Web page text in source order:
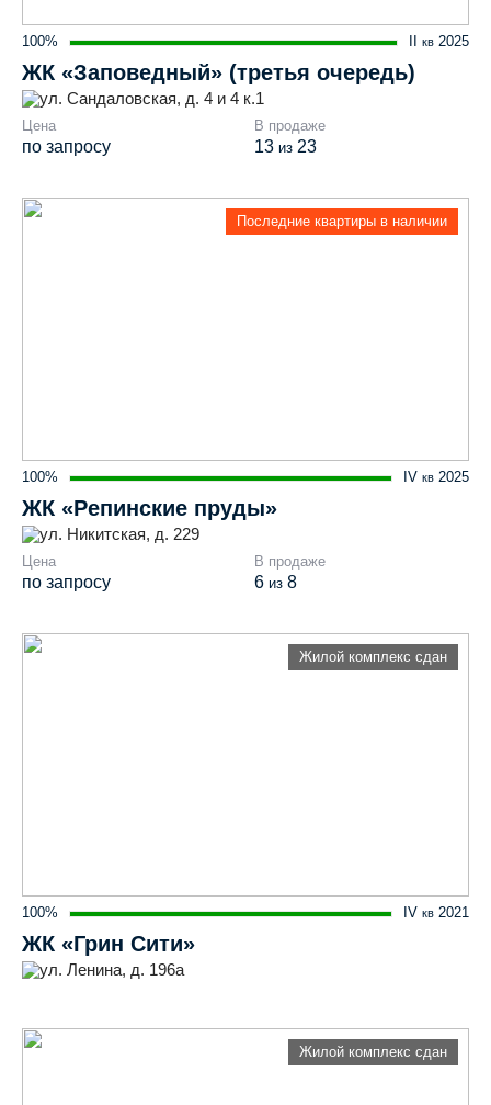
100% II кв 2025
ЖК «Заповедный» (третья очередь)
ул. Сандаловская, д. 4 и 4 к.1
Цена
по запросу
В продаже
13 из 23
Последние квартиры в наличии
100% IV кв 2025
ЖК «Репинские пруды»
ул. Никитская, д. 229
Цена
по запросу
В продаже
6 из 8
Жилой комплекс сдан
100% IV кв 2021
ЖК «Грин Сити»
ул. Ленина, д. 196а
Жилой комплекс сдан